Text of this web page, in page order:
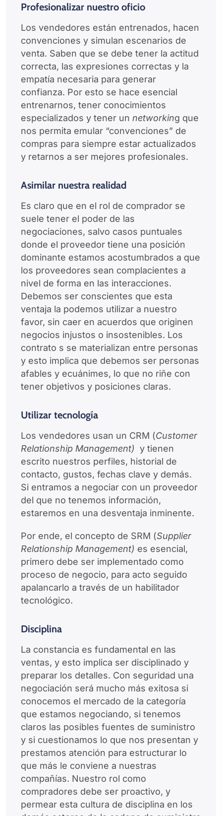
Profesionalizar nuestro oficio
Los vendedores están entrenados, hacen
convenciones y simulan escenarios de
venta. Saben que se debe tener la actitud
correcta, las expresiones correctas y la
empatía necesaria para generar
confianza. Por esto se hace esencial
entrenarnos, tener conocimientos
especializados y tener un networking que
nos permita emular “convenciones” de
compras para siempre estar actualizados
y retarnos a ser mejores profesionales.
Asimilar nuestra realidad
Es claro que en el rol de comprador se
suele tener el poder de las
negociaciones, salvo casos puntuales
donde el proveedor tiene una posición
dominante estamos acostumbrados a que
los proveedores sean complacientes a
nivel de forma en las interacciones.
Debemos ser conscientes que esta
ventaja la podemos utilizar a nuestro
favor, sin caer en acuerdos que originen
negocios injustos o insostenibles. Los
contrato s se materializan entre personas
y esto implica que debemos ser personas
afables y ecuánimes, lo que no riñe con
tener objetivos y posiciones claras.
Utilizar tecnología
Los vendedores usan un CRM (Customer
Relationship Management) y tienen
escrito nuestros perfiles, historial de
contacto, gustos, fechas clave y demás.
Si entramos a negociar con un proveedor
del que no tenemos información,
estaremos en una desventaja inminente.
Por ende, el concepto de SRM (Supplier
Relationship Management) es esencial,
primero debe ser implementado como
proceso de negocio, para acto seguido
apalancarlo a través de un habilitador
tecnológico.
Disciplina
La constancia es fundamental en las
ventas, y esto implica ser disciplinado y
preparar los detalles. Con seguridad una
negociación será mucho más exitosa si
conocemos el mercado de la categoría
que estamos negociando, si tenemos
claros las posibles fuentes de suministro
y si cuestionamos lo que nos presentan y
prestamos atención para estructurar lo
que más le conviene a nuestras
compañías. Nuestro rol como
compradores debe ser proactivo, y
permear esta cultura de disciplina en los